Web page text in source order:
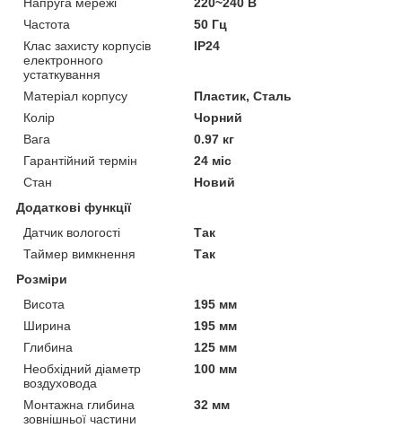
Напруга мережі
220~240 В
Частота
50 Гц
Клас захисту корпусів
електронного
устаткування
IP24
Матеріал корпусу
Пластик, Сталь
Колір
Чорний
Вага
0.97 кг
Гарантійний термін
24 міс
Стан
Новий
Додаткові функції
Датчик вологості
Так
Таймер вимкнення
Так
Розміри
Висота
195 мм
Ширина
195 мм
Глибина
125 мм
Необхідний діаметр
воздуховода
100 мм
Монтажна глибина
зовнішньої частини
32 мм